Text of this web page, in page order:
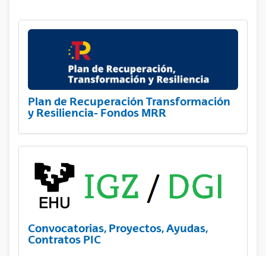
Plan de Recuperación Transformación
y Resiliencia- Fondos MRR
Convocatorias, Proyectos, Ayudas,
Contratos PIC